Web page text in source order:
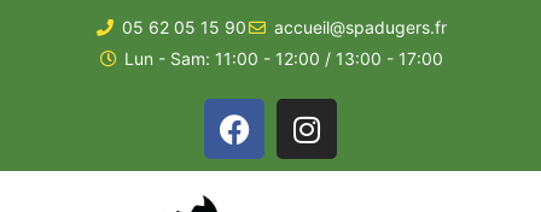
05 62 05 15 90
accueil@spadugers.fr
Lun - Sam: 11:00 - 12:00 / 13:00 - 17:00